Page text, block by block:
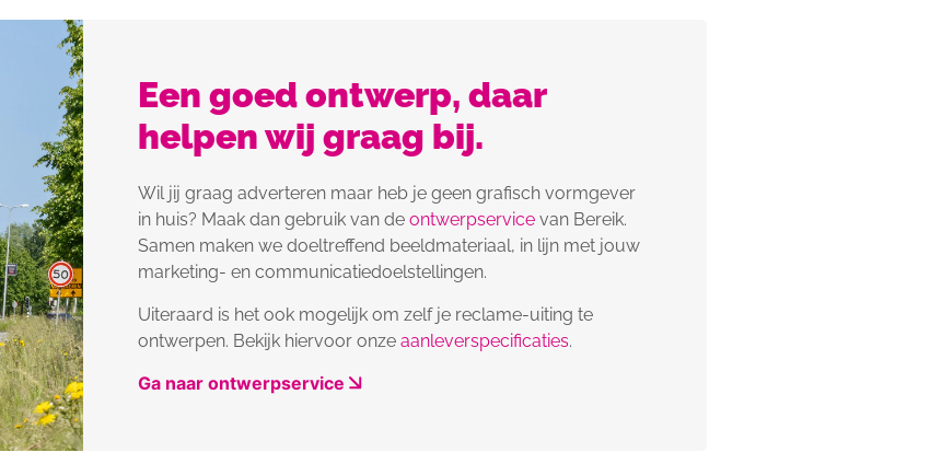
Een goed ontwerp, daar
helpen wij graag bij.
Wil jij graag adverteren maar heb je geen grafisch vormgever
in huis? Maak dan gebruik van de ontwerpservice van Bereik.
Samen maken we doeltreffend beeldmateriaal, in lijn met jouw
marketing- en communicatiedoelstellingen.
Uiteraard is het ook mogelijk om zelf je reclame-uiting te
ontwerpen. Bekijk hiervoor onze aanleverspecificaties.
Ga naar ontwerpservice